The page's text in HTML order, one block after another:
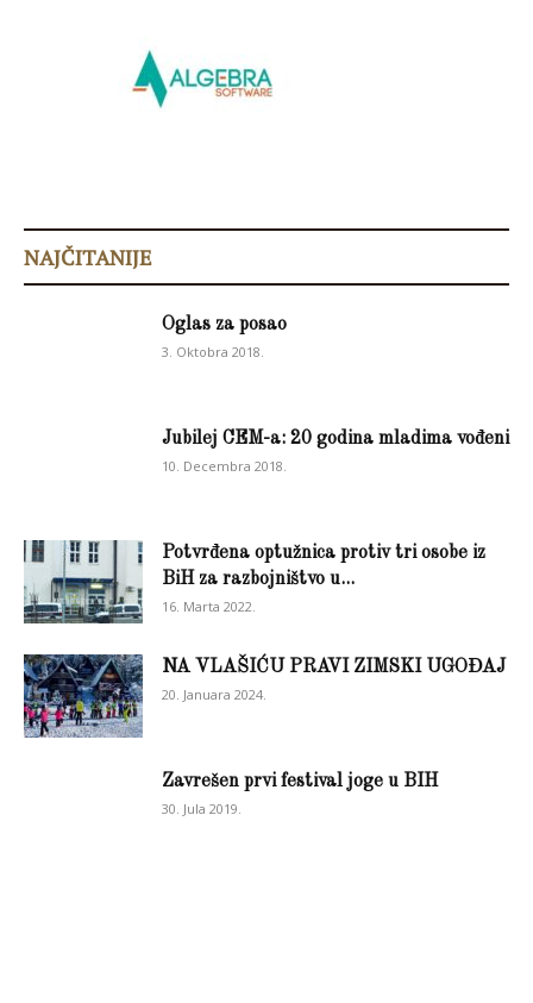
NAJČITANIJE
Oglas za posao
3. Oktobra 2018.
Jubilej CEM-a: 20 godina mladima vođeni
10. Decembra 2018.
Potvrđena optužnica protiv tri osobe iz
BiH za razbojništvo u...
16. Marta 2022.
NA VLAŠIĆU PRAVI ZIMSKI UGOĐAJ
20. Januara 2024.
Zavrešen prvi festival joge u BIH
30. Jula 2019.